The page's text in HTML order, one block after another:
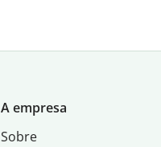
A empresa
Sobre